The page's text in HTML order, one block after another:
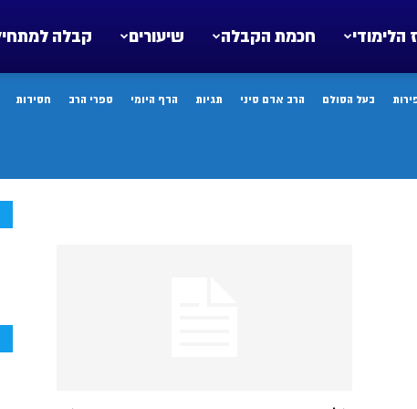
קבלה שיעורים חכמת הקבלה הלימודי
בעל הסולם הרב אדם סיני תגיות הדף היומי ספרי הרב חסידות